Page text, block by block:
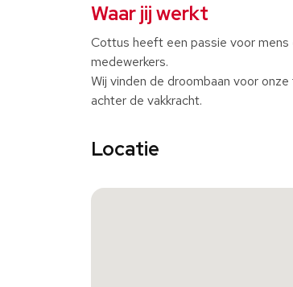
Waar jij werkt
Cottus heeft een passie voor mens
medewerkers.
Wij vinden de droombaan voor
achter de vakkracht.
Locatie